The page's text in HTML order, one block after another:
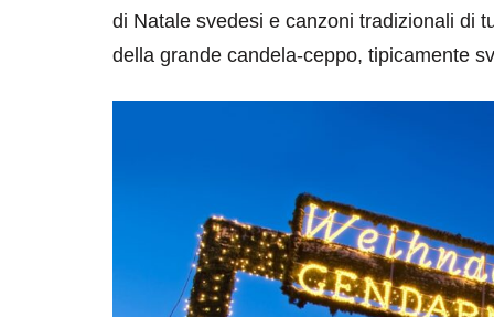
di Natale svedesi e canzoni tradizionali di
della grande candela-ceppo, tipicamente